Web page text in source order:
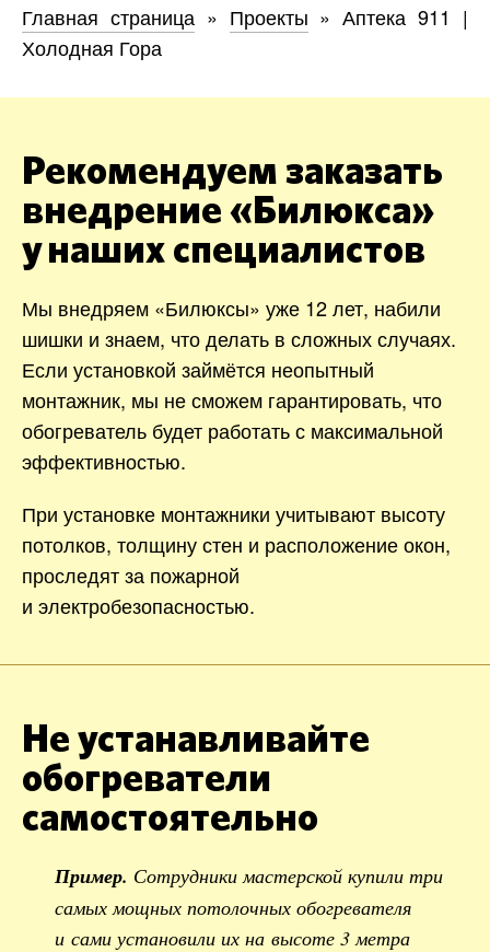
Главная страница» Проекты »Аптека 911 |
Холодная Гора
Рекомендуем заказать
внедрение «Билюкса»
у наших специалистов
Мы внедряем «Билюксы» уже 12 лет, набили
шишки и знаем, что делать в сложных случаях.
Если установкой займётся неопытный
монтажник, мы не сможем гарантировать, что
обогреватель будет работать с максимальной
эффективностью.
При установке монтажники учитывают высоту
потолков, толщину стен и расположение окон,
проследят за пожарной
и электробезопасностью.
Не устанавливайте
обогреватели
самостоятельно
Пример. Сотрудники мастерской купили три
самых мощных потолочных обогревателя
и сами установили их на высоте 3 метра